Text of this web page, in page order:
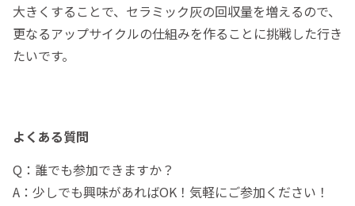
大きくすることで、セラミック灰の回収量を増えるので、
更なるアップサイクルの仕組みを作ることに挑戦した行き
たいです。
よくある質問
Q：誰でも参加できますか？
A：少しでも興味があればOK！気軽にご参加ください！